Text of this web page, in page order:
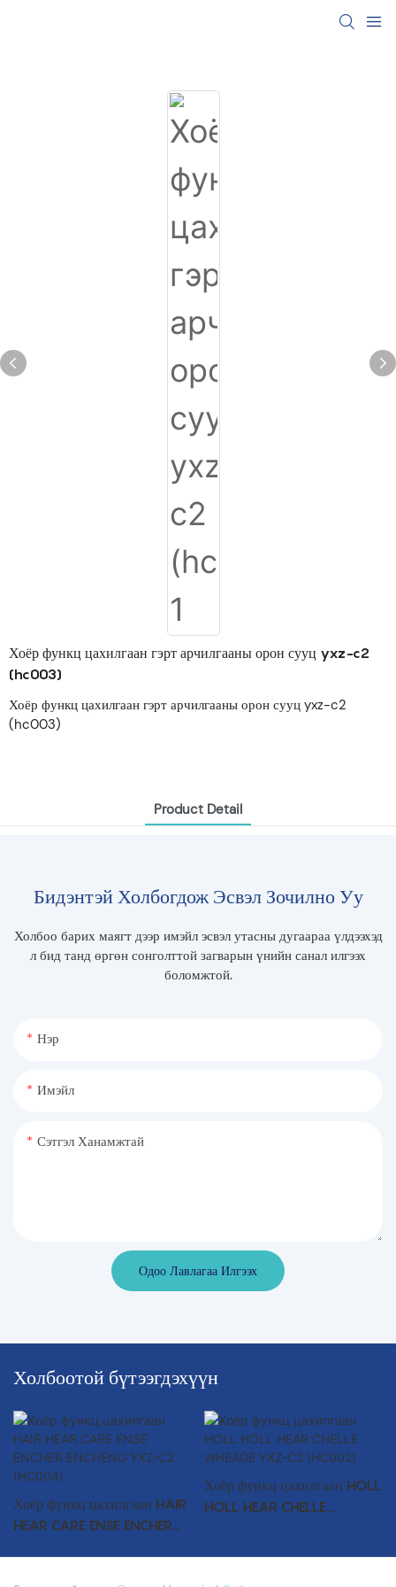
Хоёр функц цахилгаан гэрт арчилгааны орон сууц yxz-c2
(hc003)
Хоёр функц цахилгаан гэрт арчилгааны орон сууц yxz-c2
(hc003)
Product Detail
Бидэнтэй Холбогдож Эсвэл Зочилно Уу
Холбоо барих маягт дээр имэйл эсвэл утасны дугаараа үлдээхэд
л бид танд өргөн сонголттой загварын үнийн санал илгээх
боломжтой.
Нэр
Имэйл
Сэтгэл Ханамжтай
Одоо Лавлагаа Илгээх
Холбоотой бүтээгдэхүүн
Хоёр функц цахилгаан HAIR
HEAR CARE ENSE ENCHER
Хоёр функц цахилгаан HOLL
HOLL HEAR CHELLE